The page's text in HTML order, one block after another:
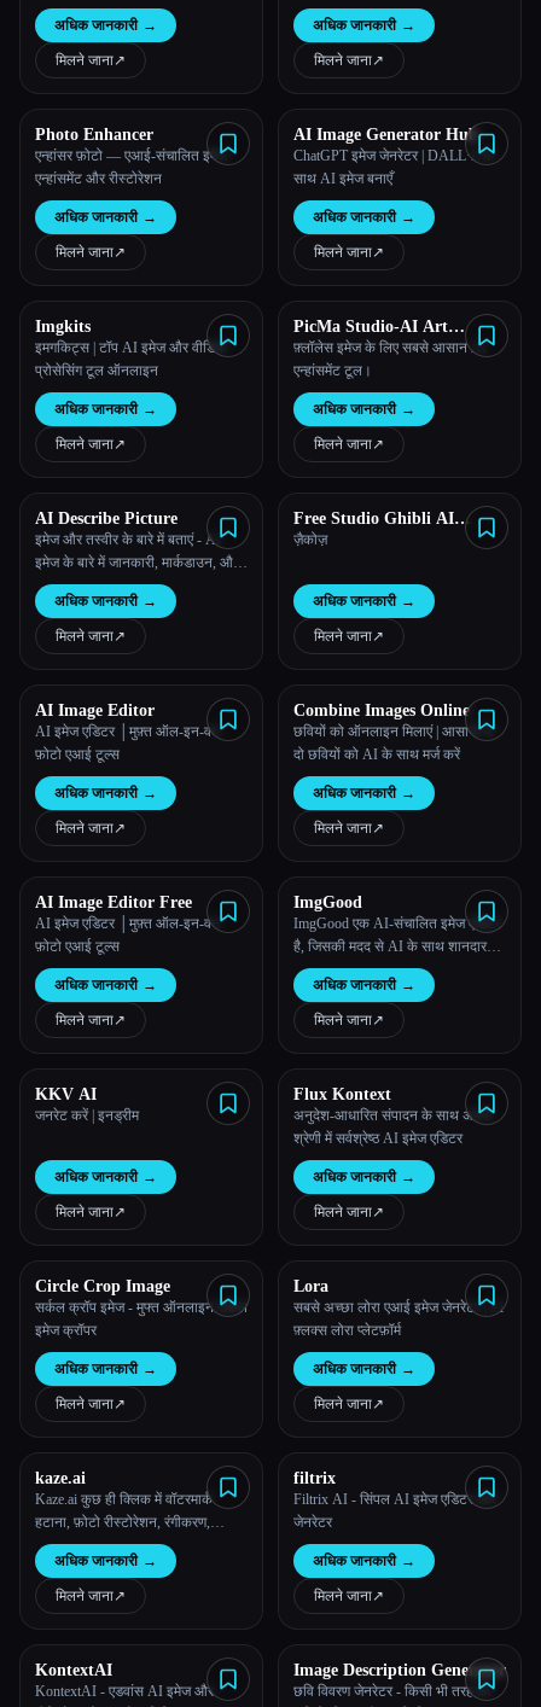
अधिक जानकारी →
मिलने जाना↗︎
ऑप्टिमाइज़ेशन
अधिक जानकारी →
मिलने जाना↗︎
Photo Enhancer
एन्हांसर फ़ोटो — एआई-संचालित इमेज
एन्हांसमेंट और रीस्टोरेशन
अधिक जानकारी →
मिलने जाना↗︎
AI Image Generator Hub
ChatGPT इमेज जेनरेटर | DALL·E के
साथ AI इमेज बनाएँ
अधिक जानकारी →
मिलने जाना↗︎
Imgkits
इमगकिट्स | टॉप AI इमेज और वीडियो
प्रोसेसिंग टूल ऑनलाइन
अधिक जानकारी →
मिलने जाना↗︎
PicMa Studio-AI Art
Generator
फ़्लॉलेस इमेज के लिए सबसे आसान AI
एन्हांसमेंट टूल।
अधिक जानकारी →
मिलने जाना↗︎
AI Describe Picture
इमेज और तस्वीर के बारे में बताएं - AI
इमेज के बारे में जानकारी, मार्कडाउन, और
टेक्स्ट कन्वर्टर
अधिक जानकारी →
मिलने जाना↗︎
Free Studio Ghibli AI
Generator - zacose
ज़ैकोज़
अधिक जानकारी →
मिलने जाना↗︎
AI Image Editor
AI इमेज एडिटर │मुफ़्त ऑल-इन-वन
फ़ोटो एआई टूल्स
अधिक जानकारी →
मिलने जाना↗︎
Combine Images Online
छवियों को ऑनलाइन मिलाएं | आसानी से
दो छवियों को AI के साथ मर्ज करें
अधिक जानकारी →
मिलने जाना↗︎
AI Image Editor Free
AI इमेज एडिटर │मुफ़्त ऑल-इन-वन
फ़ोटो एआई टूल्स
अधिक जानकारी →
मिलने जाना↗︎
ImgGood
ImgGood एक AI-संचालित इमेज एडिटर
है, जिसकी मदद से AI के साथ शानदार
इमेज बनाना आसान होता है।
अधिक जानकारी →
मिलने जाना↗︎
KKV AI
जनरेट करें | इनड्रीम
अधिक जानकारी →
मिलने जाना↗︎
Flux Kontext
अनुदेश-आधारित संपादन के साथ अपनी
श्रेणी में सर्वश्रेष्ठ AI इमेज एडिटर
अधिक जानकारी →
मिलने जाना↗︎
Circle Crop Image
सर्कल क्रॉप इमेज - मुफ्त ऑनलाइन सर्कल
इमेज क्रॉपर
अधिक जानकारी →
मिलने जाना↗︎
Lora
सबसे अच्छा लोरा एआई इमेज जेनरेटर | #1
फ़्लक्स लोरा प्लेटफ़ॉर्म
अधिक जानकारी →
मिलने जाना↗︎
kaze.ai
Kaze.ai कुछ ही क्लिक में वॉटरमार्क
हटाना, फ़ोटो रीस्टोरेशन, रंगीकरण,
बैकग्राउंड हटाना, AI हेडशॉट जैसे तेज़,
स्मार्ट संपादन के लिए AI फ़ोटो एडिटर है।
अधिक जानकारी →
मिलने जाना↗︎
filtrix
Filtrix AI - सिंपल AI इमेज एडिटर और
जेनरेटर
अधिक जानकारी →
मिलने जाना↗︎
KontextAI
KontextAI - एडवांस AI इमेज और
Image Description Generator
छवि विवरण जेनरेटर - किसी भी तरह की